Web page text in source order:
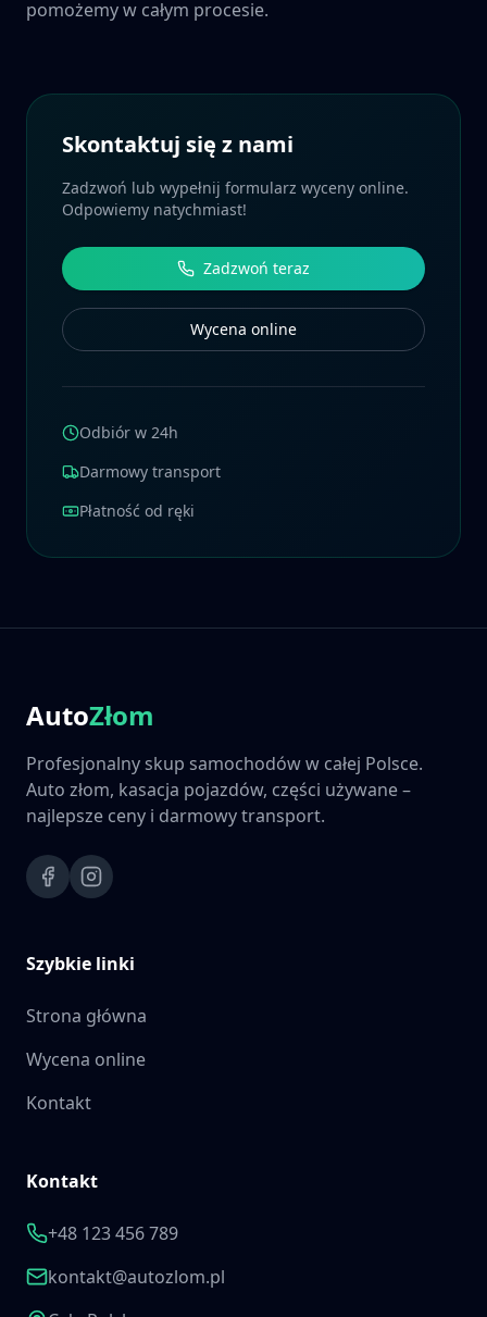
pomożemy w całym procesie.
Skontaktuj się z nami
Zadzwoń lub wypełnij formularz wyceny online.
Odpowiemy natychmiast!
Zadzwoń teraz
Wycena online
Odbiór w 24h
Darmowy transport
Płatność od ręki
AutoZłom
Profesjonalny skup samochodów w całej Polsce.
Auto złom, kasacja pojazdów, części używane –
najlepsze ceny i darmowy transport.
Szybkie linki
Strona główna
Wycena online
Kontakt
Kontakt
+48 123 456 789
kontakt@autozlom.pl